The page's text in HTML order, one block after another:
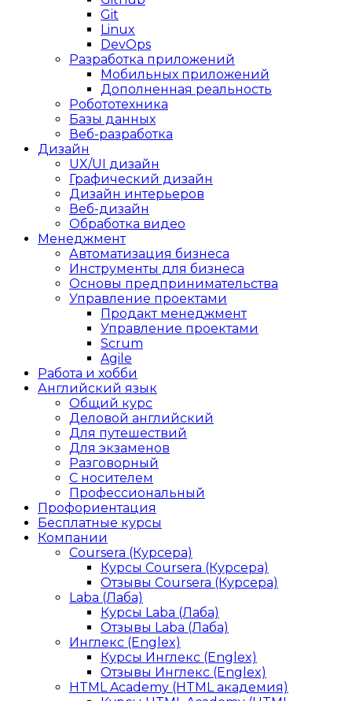
Git
Linux
DevOps
Разработка приложений
Мобильных приложений
Дополненная реальность
Робототехника
Базы данных
Веб-разработка
Дизайн
UX/UI дизайн
Графический дизайн
Дизайн интерьеров
Веб-дизайн
Обработка видео
Менеджмент
Автоматизация бизнеса
Инструменты для бизнеса
Основы предпринимательства
Управление проектами
Продакт менеджмент
Управление проектами
Scrum
Agile
Работа и хобби
Английский язык
Общий курс
Деловой английский
Для путешествий
Для экзаменов
Разговорный
С носителем
Профессиональный
Профориентация
Бесплатные курсы
Компании
Coursera (Курсера)
Курсы Coursera (Курсера)
Отзывы Coursera (Курсера)
Laba (Лаба)
Курсы Laba (Лаба)
Отзывы Laba (Лаба)
Инглекс (Englex)
Курсы Инглекс (Englex)
Отзывы Инглекс (Englex)
HTML Academy (HTML академия)